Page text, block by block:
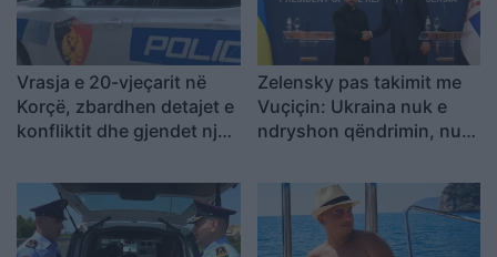
Vrasja e 20-vjeçarit në
Korçë, zbardhen detajet e
konfliktit dhe gjendet një
Zelensky pas takimit me
Vuçiçin: Ukraina nuk e
ndryshon qëndrimin, nuk